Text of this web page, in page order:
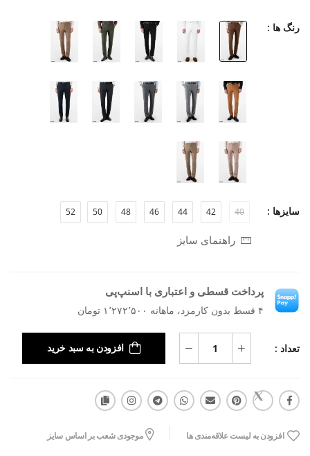
رنگ ها :
سایزها : 40
42
44
46
48
50
52
راهنمای سایز
پرداخت قسطی و اعتباری با اسنپ‌پی
۴ قسط بدون کارمزد، ماهانه ۱٬۲۷۲٬۵۰۰ تومان
تعداد : افزودن به سبد خرید
افزودن به لیست علاقه‌مندی ها موجودی شعب بر اساس سایز